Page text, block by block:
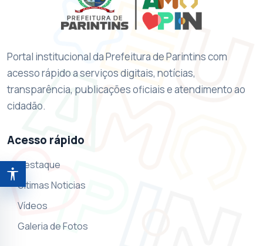
Abrir ferramentas de acessibilidade
Portal institucional da Prefeitura de Parintins com
acesso rápido a serviços digitais, notícias,
transparência, publicações oficiais e atendimento ao
cidadão.
Acesso rápido
Destaque
Ultimas Noticias
Vídeos
Galeria de Fotos